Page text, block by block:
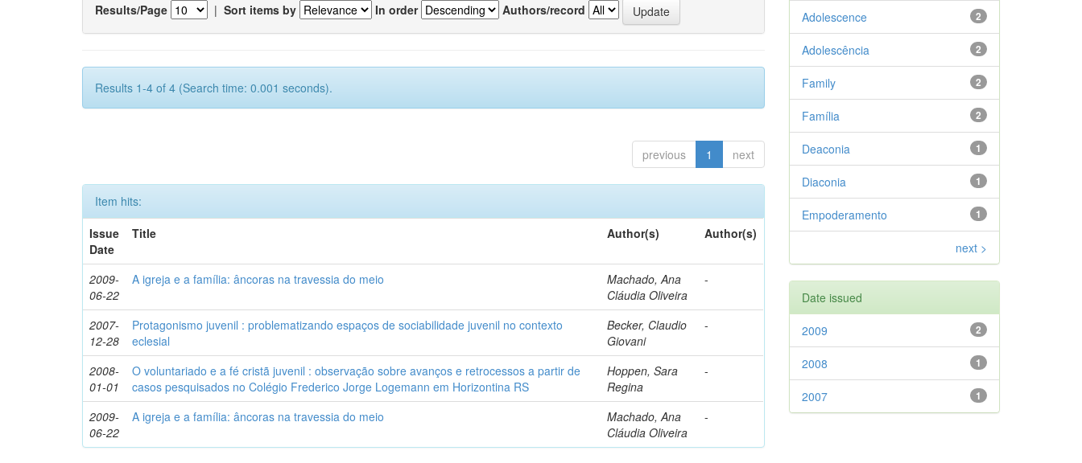
Results/Page | Sort items by In order Authors/record
Results 1-4 of 4 (Search time: 0.001 seconds).
previous 1 next
Item hits:
Issue
Date
Title Author(s) Author(s)
2009-
06-22
A igreja e a família: âncoras na travessia do meio
Machado, Ana
Cláudia Oliveira
-
2007-
12-28
Protagonismo juvenil : problematizando espaços de sociabilidade juvenil no contexto
eclesial
Becker, Claudio
Giovani
-
2008-
01-01
O voluntariado e a fé cristã juvenil : observação sobre avanços e retrocessos a partir de
casos pesquisados no Colégio Frederico Jorge Logemann em Horizontina RS
Hoppen, Sara
Regina
-
2009-
06-22
A igreja e a família: âncoras na travessia do meio
Machado, Ana
Cláudia Oliveira
-
2
Adolescence
2
Adolescência
2
Family
2
Família
1
Deaconia
1
Diaconia
1
Empoderamento
next >
Date issued
2
2009
1
2008
1
2007